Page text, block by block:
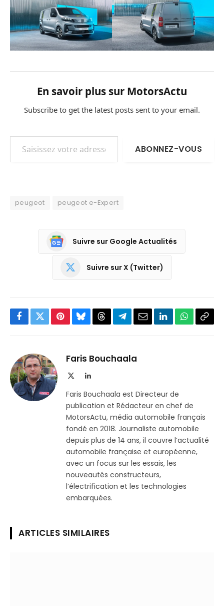
En savoir plus sur MotorsActu
Subscribe to get the latest posts sent to your email.
Saisissez votre adresse e-mail…
ABONNEZ-VOUS
peugeot peugeot e-Expert
Suivre sur Google Actualités
Suivre sur X (Twitter)
Facebook
TwitterPinterestBlueskyThreadsPartager
Telegram
EmailLinkedInWhatsApp
Faris Bouchaala
LinkedIn
Faris Bouchaala est Directeur de
publication et Rédacteur en chef de
MotorsActu, média automobile français
fondé en 2018. Journaliste automobile
depuis plus de 14 ans, il couvre l’actualité
automobile française et européenne,
avec un focus sur les essais, les
nouveautés constructeurs,
l’électrification et les technologies
embarquées.
ARTICLES SIMILAIRES